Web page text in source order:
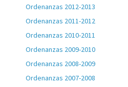
Ordenanzas 2012-2013
Ordenanzas 2011-2012
Ordenanzas 2010-2011
Ordenanzas 2009-2010
Ordenanzas 2008-2009
Ordenanzas 2007-2008